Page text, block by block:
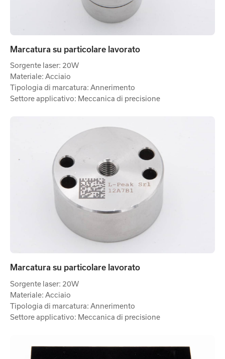
Marcatura su particolare lavorato
Sorgente laser: 20W
Materiale: Acciaio
Tipologia di marcatura: Annerimento
Settore applicativo: Meccanica di precisione
Marcatura su particolare lavorato
Sorgente laser: 20W
Materiale: Acciaio
Tipologia di marcatura: Annerimento
Settore applicativo: Meccanica di precisione